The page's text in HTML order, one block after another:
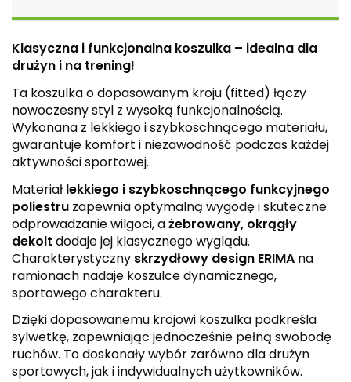
Klasyczna i funkcjonalna koszulka – idealna dla
drużyn i na trening!
Ta koszulka o dopasowanym kroju (fitted) łączy
nowoczesny styl z wysoką funkcjonalnością.
Wykonana z lekkiego i szybkoschnącego materiału,
gwarantuje komfort i niezawodność podczas każdej
aktywności sportowej.
Materiał lekkiego i szybkoschnącego funkcyjnego
poliestru zapewnia optymalną wygodę i skuteczne
odprowadzanie wilgoci, ażebrowany, okrągły
dekolt dodaje jej klasycznego wyglądu.
Charakterystyczny skrzydłowy design ERIMA na
ramionach nadaje koszulce dynamicznego,
sportowego charakteru.
Dzięki dopasowanemu krojowi koszulka podkreśla
sylwetkę, zapewniając jednocześnie pełną swobodę
ruchów. To doskonały wybór zarówno dla drużyn
sportowych, jak i indywidualnych użytkowników.